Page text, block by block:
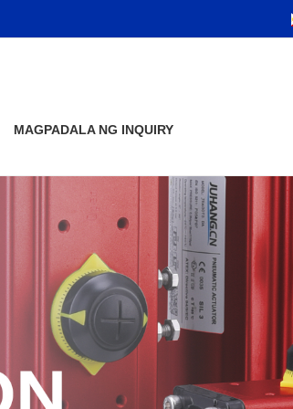
MAGPADALA NG INQUIRY